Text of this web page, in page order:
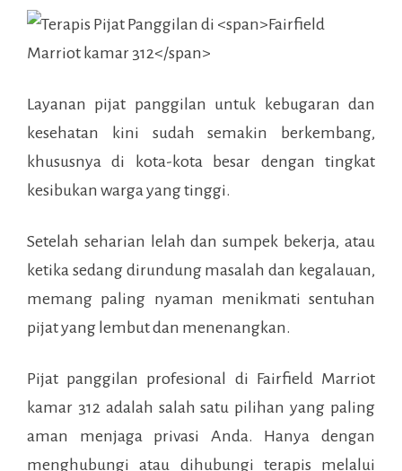
Layanan pijat panggilan untuk kebugaran dan
kesehatan kini sudah semakin berkembang,
khususnya di kota-kota besar dengan tingkat
kesibukan warga yang tinggi.
Setelah seharian lelah dan sumpek bekerja, atau
ketika sedang dirundung masalah dan kegalauan,
memang paling nyaman menikmati sentuhan
pijat yang lembut dan menenangkan.
Pijat panggilan profesional di Fairfield Marriot
kamar 312 adalah salah satu pilihan yang paling
aman menjaga privasi Anda. Hanya dengan
menghubungi atau dihubungi terapis melalui